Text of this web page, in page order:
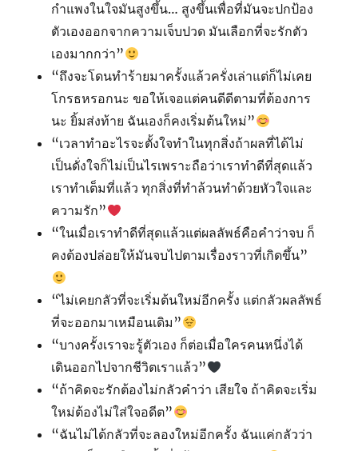
กำแพงในใจมันสูงขึ้น… สูงขึ้นเพื่อที่มันจะปกป้อง
ตัวเองออกจากความเจ็บปวด มันเลือกที่จะรักตัว
เองมากกว่า”
“ถึงจะโดนทำร้ายมาครั้งแล้วครั่งเล่าแต่ก็ไม่เคย
โกรธหรอกนะ ขอให้เจอแต่คนดีดีตามที่ต้องการ
นะ ยิ้มส่งท้าย ฉันเองก็คงเริ่มต้นใหม่”
“เวลาทำอะไรจะตั้งใจทำในทุกสิ่งถ้าผลที่ได้ไม่
เป็นดั่งใจก็ไม่เป็นไรเพราะถือว่าเราทำดีที่สุดแล้ว
เราทำเต็มที่แล้ว ทุกสิ่งที่ทำล้วนทำด้วยหัวใจและ
ความรัก”
“ในเมื่อเราทำดีที่สุดแล้วแต่ผลลัพธ์คือคำว่าจบ ก็
คงต้องปล่อยให้มันจบไปตามเรื่องราวที่เกิดขึ้น”
“ไม่เคยกลัวที่จะเริ่มต้นใหม่อีกครั้ง แต่กลัวผลลัพธ์
ที่จะออกมาเหมือนเดิม”
“บางครั้งเราจะรู้ตัวเอง ก็ต่อเมื่อใครคนหนึ่งได้
เดินออกไปจากชีวิตเราแล้ว”
“ถ้าคิดจะรักต้องไม่กลัวคำว่า เสียใจ ถ้าคิดจะเริ่ม
ใหม่ต้องไม่ใส่ใจอดีต”
“ฉันไม่ได้กลัวที่จะลองใหม่อีกครั้ง ฉันแค่กลัวว่า